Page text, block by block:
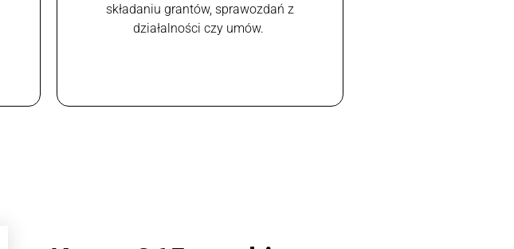
składaniu grantów, sprawozdań z
działalności czy umów.